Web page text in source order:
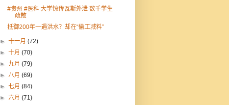
#贵州 #医科 大学惊传瓦斯外泄 数千学生
疏散
抵御200年一遇洪水？却在“偷工减料”
►十一月(72)
►十月(70)
► 九月(79)
►八月(69)
►七月(84)
►六月(71)